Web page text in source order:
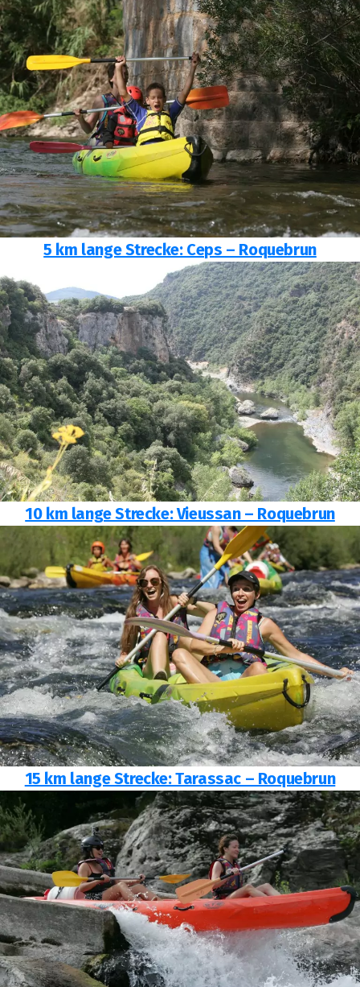
5 km lange Strecke: Ceps – Roquebrun
10 km lange Strecke: Vieussan – Roquebrun
15 km lange Strecke: Tarassac – Roquebrun